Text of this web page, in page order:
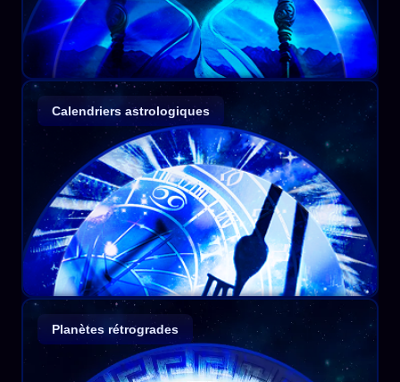
Calendriers astrologiques
Planètes rétrogrades